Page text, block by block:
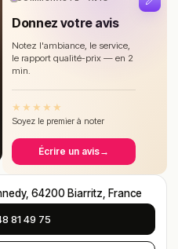
Donnez votre avis
Notez l'ambiance, le service,
le rapport qualité-prix — en 2
min.
★ ★ ★ ★ ★
Soyez le premier à noter
Écrire un avis→
64200 Biarritz, France
81 49 75